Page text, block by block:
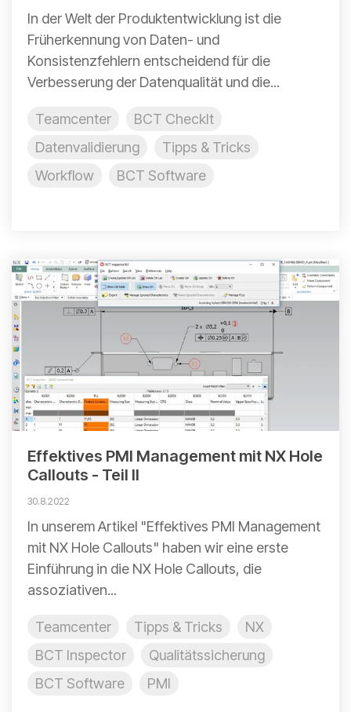
In der Welt der Produktentwicklung ist die
Früherkennung von Daten- und
Konsistenzfehlern entscheidend für die
Verbesserung der Datenqualität und die...
Teamcenter
BCT CheckIt
Datenvalidierung
Tipps & Tricks
Workflow
BCT Software
Effektives PMI Management mit NX Hole
Callouts - Teil II
30.8.2022
In unserem Artikel "Effektives PMI Management
mit NX Hole Callouts" haben wir eine erste
Einführung in die NX Hole Callouts, die
assoziativen...
Teamcenter Tipps & Tricks
NX
BCT Inspector
Qualitätssicherung
BCT Software
PMI